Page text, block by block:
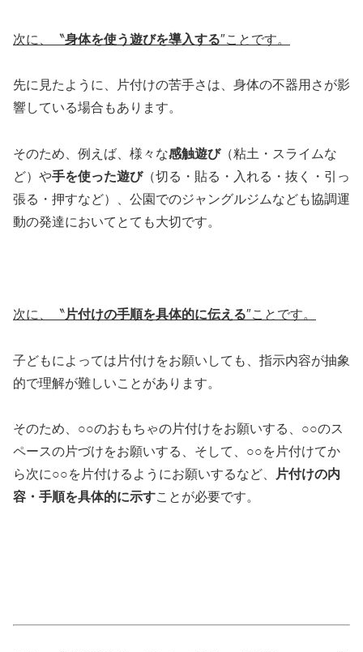
次に、〝身体を使う遊びを導入する″ことです。
先に見たように、片付けの苦手さは、身体の不器用さが影
響している場合もあります。
そのため、例えば、様々な感触遊び（粘土・スライムな
ど）や手を使った遊び（切る・貼る・入れる・抜く・引っ
張る・押すなど）、公園でのジャングルジムなども協調運
動の発達においてとても大切です。
次に、〝片付けの手順を具体的に伝える″ことです。
子どもによっては片付けをお願いしても、指示内容が抽象
的で理解が難しいことがあります。
そのため、○○のおもちゃの片付けをお願いする、○○のス
ペースの片づけをお願いする、そして、○○を片付けてか
ら次に○○を片付けるようにお願いするなど、
片付けの内
容・手順を具体的に示すことが必要です。